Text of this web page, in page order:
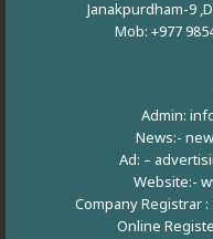
Janakpurdham-9
Mob: +977
Admin:
News:-
Ad: –
Website:-
Company Registrar :
Online